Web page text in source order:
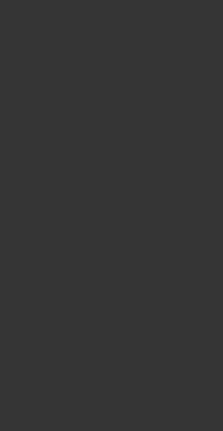
volt elégedett a kötelezettségek betartásával, ezért
termékkörhöz igazítva szigorítottak az előírásokon, és e
alkalmazott eszközök is.
kell illesztenie, tehát
nyer. A
szükséges, és az egész Unióban egységes.
II.1.5. Az orvostechnikai eszközökkel bekövetkezett